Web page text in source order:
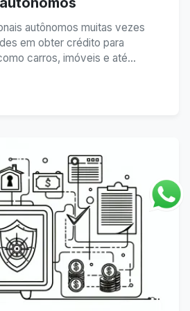
autônomos muitas vezes
em obter crédito para
carros, imóveis e até
para esse público é o